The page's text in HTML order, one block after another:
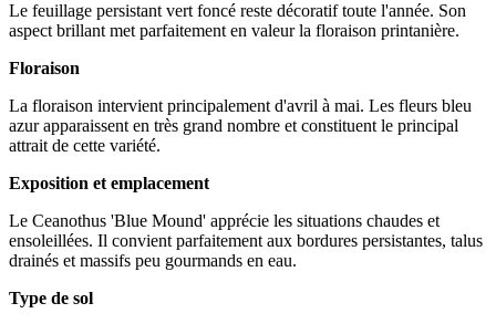
Le feuillage persistant vert foncé reste décoratif toute l'année. Son
aspect brillant met parfaitement en valeur la floraison printanière.
Floraison
La floraison intervient principalement d'avril à mai. Les fleurs bleu
azur apparaissent en très grand nombre et constituent le principal
attrait de cette variété.
Exposition et emplacement
Le Ceanothus 'Blue Mound' apprécie les situations chaudes et
ensoleillées. Il convient parfaitement aux bordures persistantes, talus
drainés et massifs peu gourmands en eau.
Type de sol